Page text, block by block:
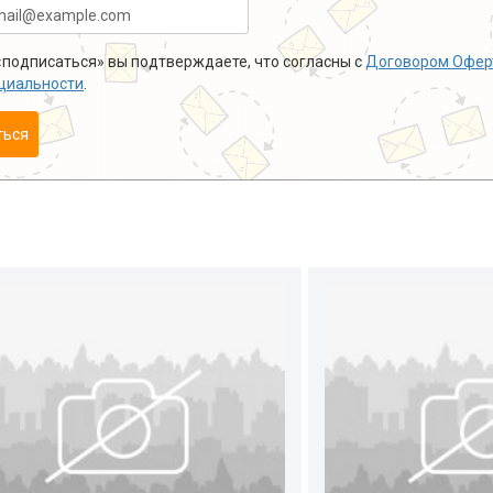
вы подтверждаете, что согласны с Договором